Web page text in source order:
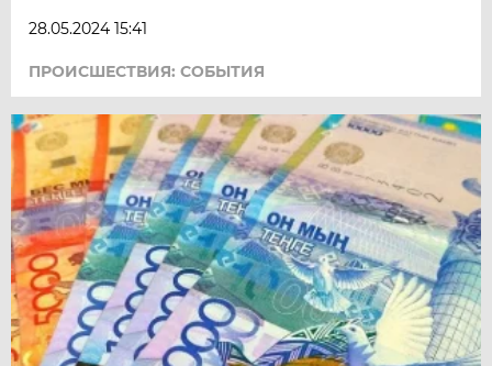
28.05.2024 15:41
ПРОИСШЕСТВИЯ: СОБЫТИЯ